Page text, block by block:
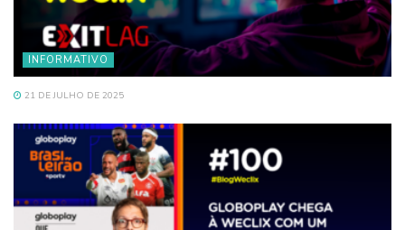
INFORMATIVO
21 DE JULHO DE 2025